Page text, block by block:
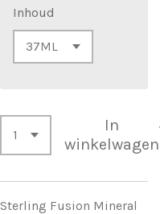
Inhoud
In
winkelwagen
Sterling Fusion Mineral